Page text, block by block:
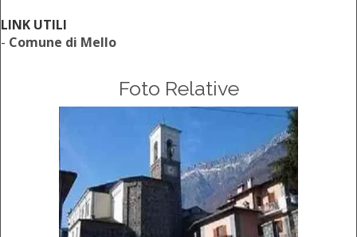
LINK UTILI
- Comune di Mello
Foto Relative